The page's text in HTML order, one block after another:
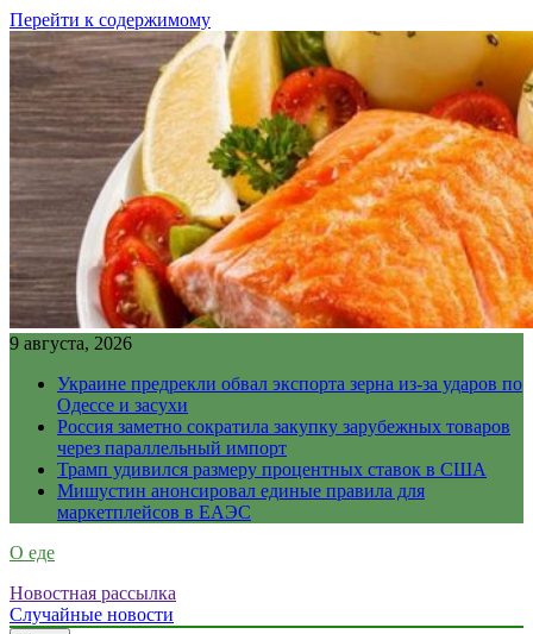
Перейти к содержимому
9 августа, 2026
Украине предрекли обвал экспорта зерна из-за ударов по
Одессе и засухи
Россия заметно сократила закупку зарубежных товаров
через параллельный импорт
Трамп удивился размеру процентных ставок в США
Мишустин анонсировал единые правила для
маркетплейсов в ЕАЭС
О еде
Новостная рассылка
Случайные новости